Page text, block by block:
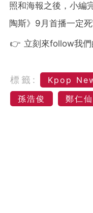
照和海報之後，小編
陶斯》9月首播一定死
👉 立刻來follow我
標籤: Kpop
孫浩俊
鄭仁仙